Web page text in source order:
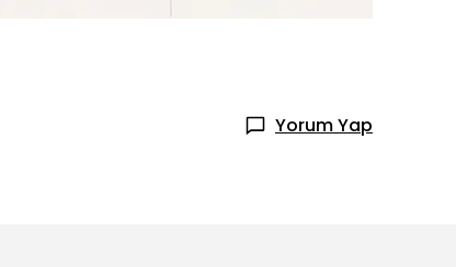
Yorum Yap